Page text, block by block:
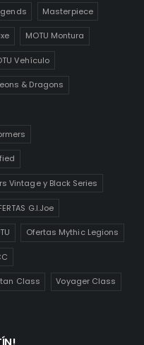
Masterpiece
MOTU Montura
Vehículo
& Dragons
Vintage y Black Series
G.I.Joe
Ofertas Mythic Legions
Class Voyager Class